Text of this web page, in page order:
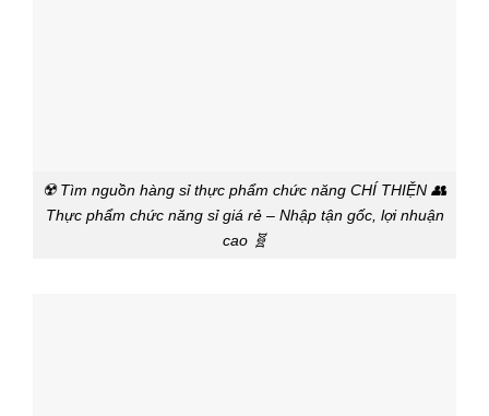
☢️ Tìm nguồn hàng sỉ thực phẩm chức năng CHÍ THIỆN 👥
Thực phẩm chức năng sỉ giá rẻ – Nhập tận gốc, lợi nhuận
cao 🧬